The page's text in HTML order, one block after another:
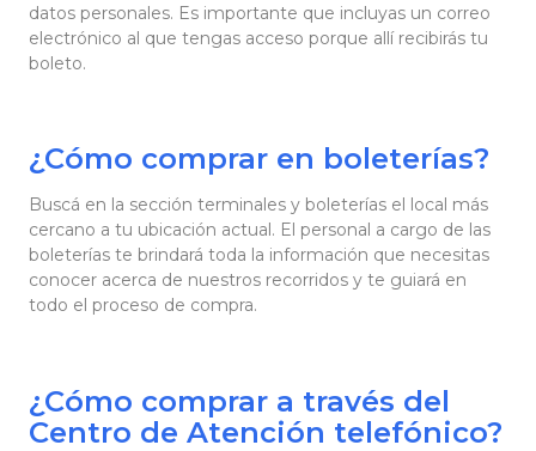
datos personales. Es importante que incluyas un correo
electrónico al que tengas acceso porque allí recibirás tu
boleto.
¿Cómo comprar en boleterías?
Buscá en la sección terminales y boleterías el local más
cercano a tu ubicación actual. El personal a cargo de las
boleterías te brindará toda la información que necesitas
conocer acerca de nuestros recorridos y te guiará en
todo el proceso de compra.
¿Cómo comprar a través del
Centro de Atención telefónico?